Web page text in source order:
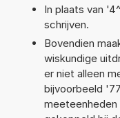
In plaats van
schrijven.
Bovendien
wiskundige
er niet alleen
bijvoorbeeld
meeteenheden